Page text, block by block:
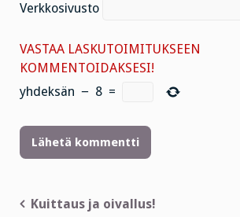
Verkkosivusto
VASTAA LASKUTOIMITUKSEEN
KOMMENTOIDAKSESI!
yhdeksän − 8 =
Artikkelien
Kuittaus ja oivallus!